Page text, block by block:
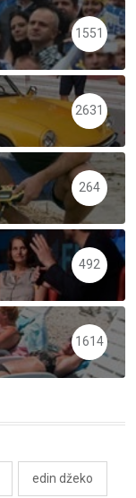
1551
2631
264
492
1614
edin džeko